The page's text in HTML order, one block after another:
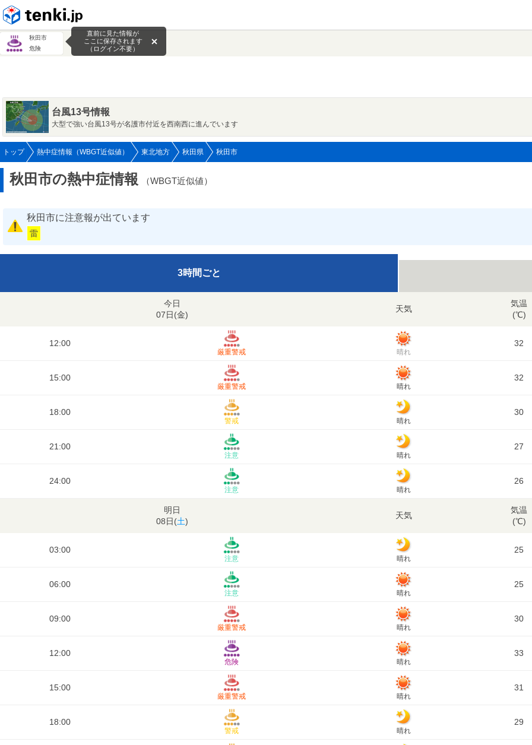
秋田市
危険
直前に見た情報が
ここに保存されます
（ログイン不要）
台風13号情報
大型で強い台風13号が名護市付近を西南西に進んでいます
トップ 熱中症情報（WBGT近似値） 東北地方 秋田県 秋田市
秋田市の熱中症情報 （WBGT近似値）
秋田市に注意報が出ています
雷
3時間ごと
今日
07日(金)
天気
気温
(℃)
12:00
厳重警戒 晴れ
32
15:00
厳重警戒 晴れ
32
18:00
警戒 晴れ
30
21:00
注意 晴れ
27
24:00
注意 晴れ
26
明日
08日(土)
天気
気温
(℃)
03:00
注意 晴れ
25
06:00
注意 晴れ
25
09:00
厳重警戒 晴れ
30
12:00
危険 晴れ
33
15:00
厳重警戒 晴れ
31
18:00
警戒 晴れ
29